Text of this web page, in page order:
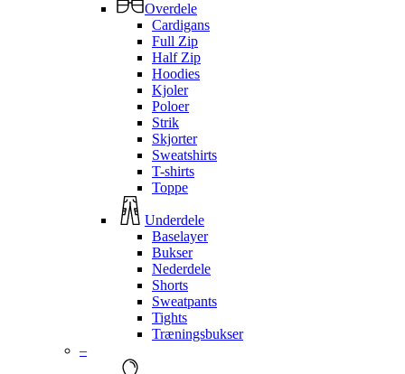
Overdele
Cardigans
Full Zip
Half Zip
Hoodies
Kjoler
Poloer
Strik
Skjorter
Sweatshirts
T-shirts
Toppe
Underdele
Baselayer
Bukser
Nederdele
Shorts
Sweatpants
Tights
Træningsbukser
–